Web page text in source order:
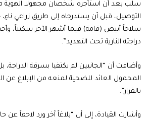
سلب بعد أن استأجره شخصان مجهولا الهوية
التوصيل، قبل أن يستدرجاه إلى طريق زراعي
سلاحاً أبيض (قامة) فيما أشهر الآخر سكيناً،
دراجته النارية تحت التهديد”.
وأضافت أن “الجانيين لم يكتفيا بسرقة الدراجة،
المحمول العائد للضحية لمنعه من الإبلاغ عن
بالفرار”.
وأشارت القيادة، إلى أن “بلاغاً آخر ورد لاحقاً عن